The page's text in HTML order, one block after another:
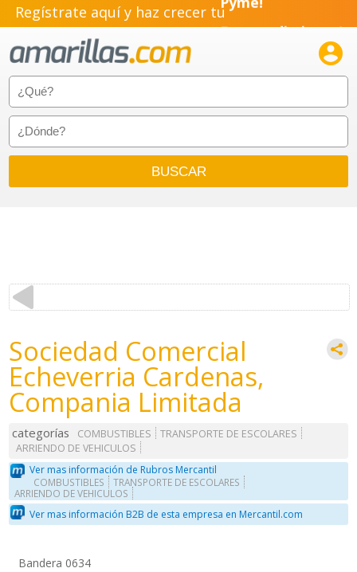
Regístrate aquí y haz crecer tuPyme!
Emprendimiento!

Sociedad Comercial
Echeverria Cardenas,
Compania Limitada
categorías COMBUSTIBLES
TRANSPORTE DE ESCOLARES
ARRIENDO DE VEHICULOS
Ver mas información de Rubros Mercantil
COMBUSTIBLES
TRANSPORTE DE ESCOLARES
ARRIENDO DE VEHICULOS
Ver mas información B2B de esta empresa en Mercantil.com
Bandera 0634